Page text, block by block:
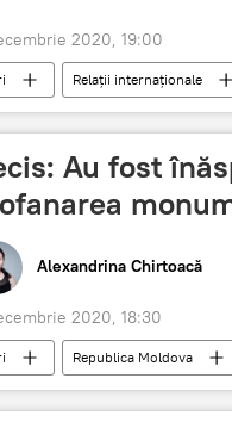
2020, 19:00
Relații internaționale
Au fost
Alexandrina Chirtoacă
2020, 18:30
Republica Moldova
mai dure
proiect de